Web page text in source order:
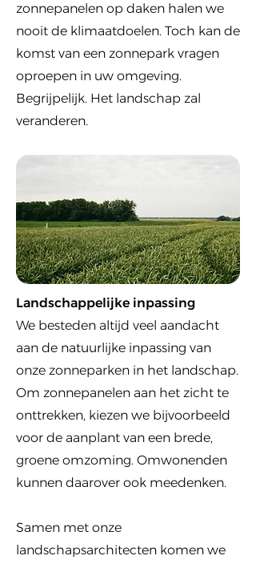
zonnepanelen op daken halen we
nooit de klimaatdoelen. Toch kan de
komst van een zonnepark vragen
oproepen in uw omgeving.
Begrijpelijk. Het landschap zal
veranderen.
Landschappelijke inpassing
We besteden altijd veel aandacht
aan de natuurlijke inpassing van
onze zonneparken in het landschap.
Om zonnepanelen aan het zicht te
onttrekken, kiezen we bijvoorbeeld
voor de aanplant van een brede,
groene omzoming. Omwonenden
kunnen daarover ook meedenken.
Samen met onze
landschapsarchitecten komen we